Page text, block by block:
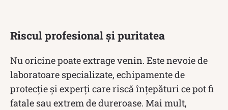
Riscul profesional și puritatea
Nu oricine poate extrage venin. Este nevoie de
laboratoare specializate, echipamente de
protecție și experți care riscă înțepături ce pot fi
fatale sau extrem de dureroase. Mai mult,